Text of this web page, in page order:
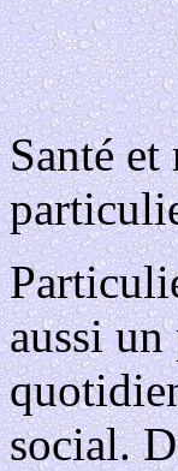
Santé et
aussi
social.